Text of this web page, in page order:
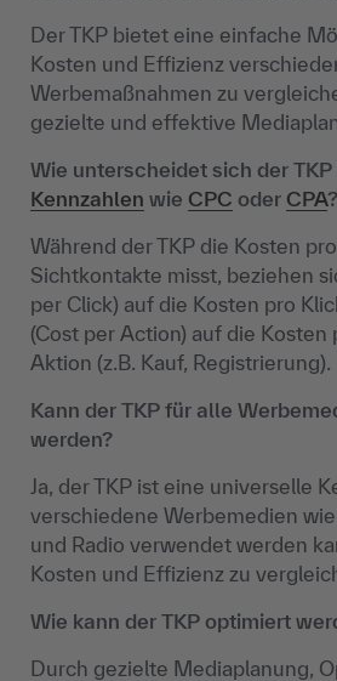
Der TKP bietet eine einfache
Kosten und Effizienz
Werbemaßnahmen zu
gezielte und effektive
Wie unterscheidet sich der
Kennzahlen wie CPC oder CPA?
Während der TKP die Kosten
Sichtkontakte misst, beziehen
per Click) auf die Kosten pro
(Cost per Action) auf die
Aktion (z.B. Kauf, Registrierung).
Kann der TKP für alle
werden?
Ja, der TKP ist eine universelle
verschiedene Werbemedien wie
und Radio verwendet werden
Kosten und Effizienz zu
Wie kann der TKP optimiert
Durch gezielte Mediaplanung,